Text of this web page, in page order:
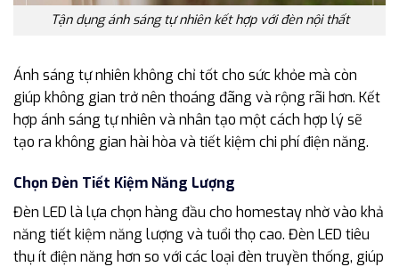
Tận dụng ánh sáng tự nhiên kết hợp với đèn nội thất
Ánh sáng tự nhiên không chỉ tốt cho sức khỏe mà còn
giúp không gian trở nên thoáng đãng và rộng rãi hơn. Kết
hợp ánh sáng tự nhiên và nhân tạo một cách hợp lý sẽ
tạo ra không gian hài hòa và tiết kiệm chi phí điện năng.
Chọn Đèn Tiết Kiệm Năng Lượng
Đèn LED là lựa chọn hàng đầu cho homestay nhờ vào khả
năng tiết kiệm năng lượng và tuổi thọ cao. Đèn LED tiêu
thụ ít điện năng hơn so với các loại đèn truyền thống, giúp